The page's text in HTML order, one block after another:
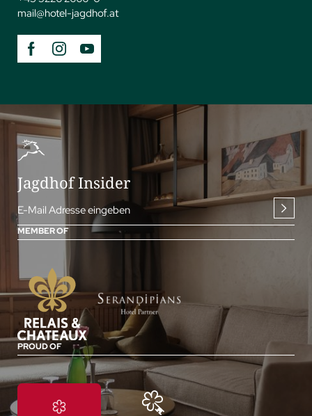
mail@hotel-jagdhof.at
Jagdhof Insider
E-Mail Adresse eingeben
MEMBER OF
PROUD OF